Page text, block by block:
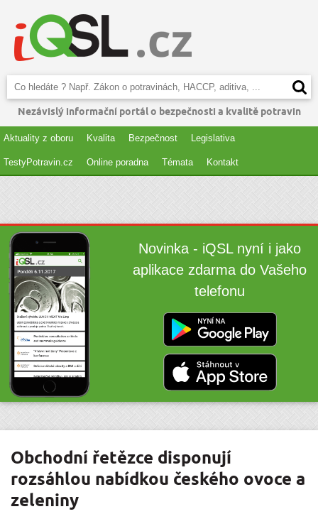
Nezávislý informační portál o bezpečnosti a kvalitě potravin
Aktuality z oboru Kvalita Bezpečnost Legislativa
TestyPotravin.cz Online poradna Témata Kontakt
Novinka - iQSL nyní i jako
aplikace zdarma do Vašeho
telefonu
Obchodní řetězce disponují
rozsáhlou nabídkou českého ovoce a
zeleniny